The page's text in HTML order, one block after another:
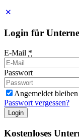
Login für
E-Mail *
Passwort
Angemeldet bleiben
Passwort vergessen?
Login
Kostenloses